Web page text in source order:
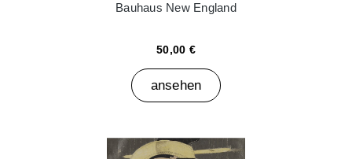
Bauhaus New England
50,00 €
ansehen